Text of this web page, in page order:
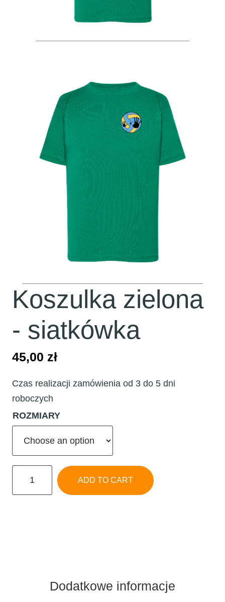
Koszulka zielona
- siatkówka
45,00 zł
Czas realizacji zamówienia od 3 do 5 dni
roboczych
ROZMIARY
ADD TO CART
Dodatkowe informacje